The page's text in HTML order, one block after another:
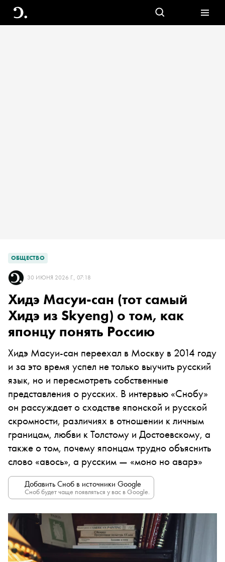
ОБЩЕСТВО
30 ИЮНЯ 2026 Г., 07:18
Хидэ Масуи-сан (тот самый
Хидэ из Skyeng) о том, как
японцу понять Россию
Хидэ Масуи-сан переехал в Москву в 2014 году
и за это время успел не только выучить русский
язык, но и пересмотреть собственные
представления о русских. В интервью «Снобу»
он рассуждает о сходстве японской и русской
скромности, различиях в отношении к личным
границам, любви к Толстому и Достоевскому, а
также о том, почему японцам трудно объяснить
слово «авось», а русским — «моно но аварэ»
Добавить Сноб в источники Google
Сноб будет чаще появляться у вас в Google.